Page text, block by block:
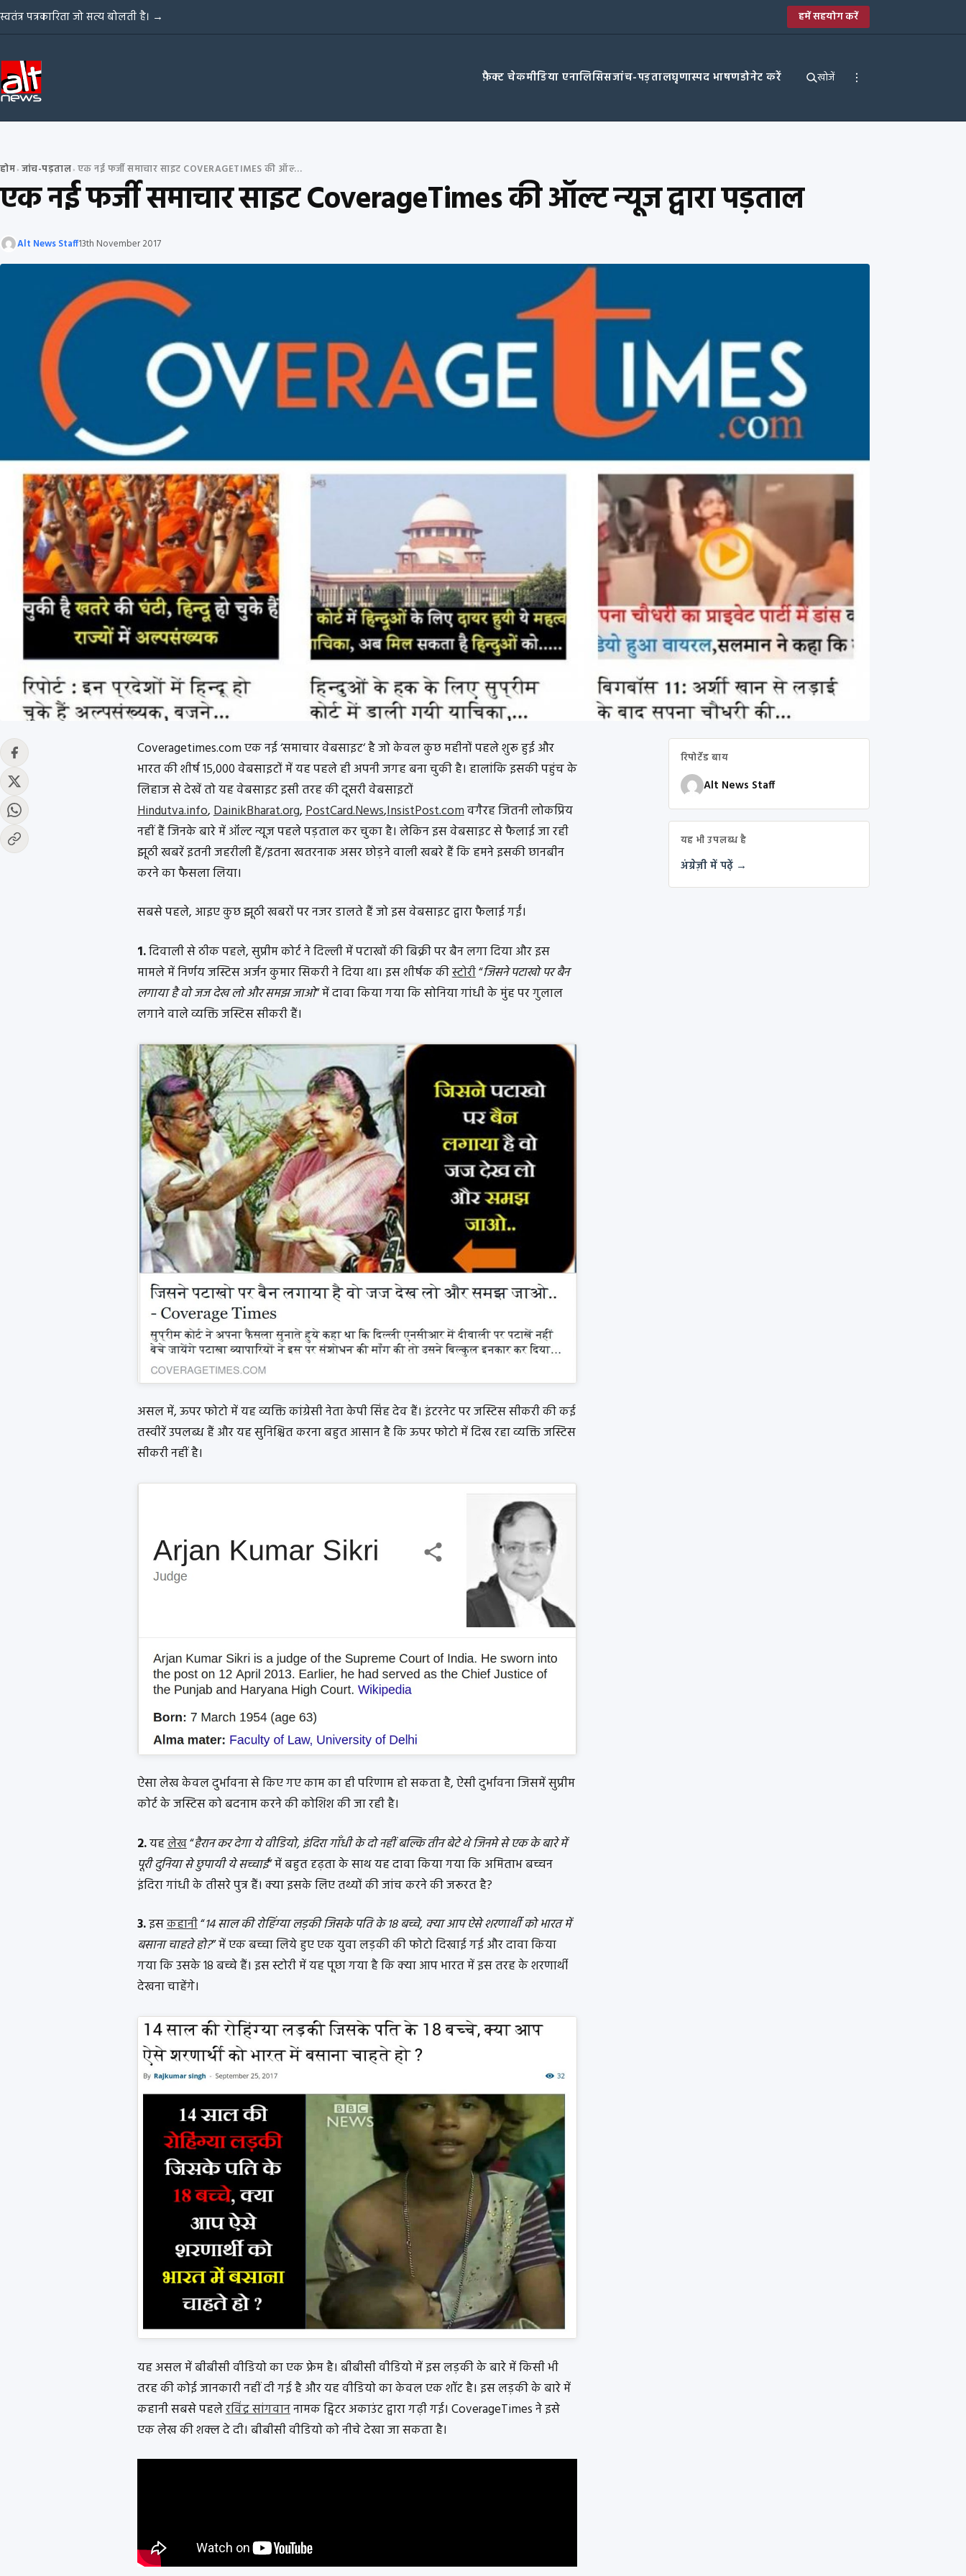
Skip to content
स्वतंत्र पत्रकारिता जो सत्य बोलती है। → हमें सहयोग करें
फ़ैक्ट चेकमीडिया एनालिसिसजांच-पड़तालघृणास्पद भाषणडोनेट करें खोजें
होम› जांच-पड़ताल› एक नई फर्जी समाचार साइट COVERAGETIMES की ऑल्‍ट न्‍यूज द्वारा पड़ताल
एक नई फर्जी समाचार साइट CoverageTimes की ऑल्‍ट न्‍यूज द्वारा पड़ताल
Alt News Staff13th November 2017
Coveragetimes.com एक नई ‘समाचार वेबसाइट‘ है जो केवल कुछ महीनों पहले शुरू हुई और
भारत की शीर्ष 15,000 वेबसाइटों में यह पहले ही अपनी जगह बना चुकी है। हालांकि इसकी पहुंच के
लिहाज से देखें तो यह वेबसाइट इसी तरह की दूसरी वेबसाइटों
Hindutva.info,DainikBharat.org,PostCard.News,InsistPost.comवगैरह जितनी लोकप्रिय
नहीं हैं जिनके बारे में ऑल्ट न्यूज पहले पड़ताल कर चुका है। लेकिन इस वेबसाइट से फैलाई जा रही
झूठी खबरें इतनी जहरीली हैं/इतना खतरनाक असर छोड़ने वाली खबरे हैं कि हमने इसकी छानबीन
करने का फैसला लिया।
सबसे पहले, आइए कुछ झूठी खबरों पर नजर डालते हैं जो इस वेबसाइट द्वारा फैलाई गईं।
1.दिवाली से ठीक पहले, सुप्रीम कोर्ट ने दिल्ली में पटाखों की बिक्री पर बैन लगा दिया और इस
मामले में निर्णय जस्टिस अर्जन कुमार सिकरी ने दिया था। इस शीर्षक कीस्टोरी“जिसने पटाखो पर बैन
लगाया है वो जज देख लो और समझ जाओ” में दावा किया गया कि सोनिया गांधी के मुंह पर गुलाल
लगाने वाले व्यक्ति जस्टिस सीकरी हैं।
असल में, ऊपर फोटो में यह व्यक्ति कांग्रेसी नेता केपी सिंह देव हैं। इंटरनेट पर जस्टिस सीकरी की कई
तस्वीरें उपलब्ध हैं और यह सुनिश्चित करना बहुत आसान है कि ऊपर फोटो में दिख रहा व्यक्ति जस्टिस
सीकरी नहीं है।
ऐसा लेख केवल दुर्भावना से किए गए काम का ही परिणाम हो सकता है, ऐसी दुर्भावना जिसमें सुप्रीम
कोर्ट के जस्टिस को बदनाम करने की कोशिश की जा रही है।
2.यहलेख“हैरान कर देगा ये वीडियो, इंदिरा गाँधी के दो नहीं बल्कि तीन बेटे थे जिनमे से एक के बारे में
पूरी दुनिया से छुपायी ये सच्चाई” में बहुत दृढ़ता के साथ यह दावा किया गया कि अमिताभ बच्चन
इंदिरा गांधी के तीसरे पुत्र हैं। क्या इसके लिए तथ्यों की जांच करने की जरूरत है?
3.इसकहानी“14 साल की रोहिंग्या लड़की जिसके पति के 18 बच्चे, क्या आप ऐसे शरणार्थी को भारत में
बसाना चाहते हो?” में एक बच्चा लिये हुए एक युवा लड़की की फोटो दिखाई गई और दावा किया
गया कि उसके 18 बच्चे हैं। इस स्टोरी में यह पूछा गया है कि क्या आप भारत में इस तरह के शरणार्थी
देखना चाहेंगे।
यह असल में बीबीसी वीडियो का एक फ्रेम है। बीबीसी वीडियो में इस लड़की के बारे में किसी भी
तरह की कोई जानकारी नहीं दी गई है और यह वीडियो का केवल एक शॉट है। इस लड़की के बारे में
कहानी सबसे पहलेरविंद्र सांगवाननामक ट्विटर अकाउंट द्वारा गढ़ी गई। CoverageTimes ने इसे
एक लेख की शक्ल दे दी। बीबीसी वीडियो को नीचे देखा जा सकता है।
रिपोर्टेड बाय
Alt News Staff
यह भी उपलब्ध है
अंग्रेज़ी में पढ़ें →